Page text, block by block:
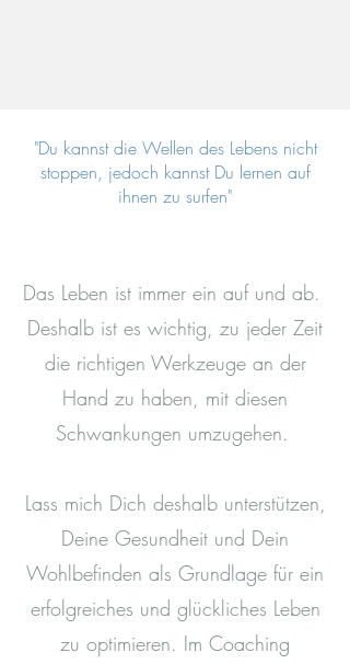
"Du kannst die Wellen des Lebens nicht
stoppen, jedoch kannst Du lernen auf
ihnen zu surfen"
Das Leben ist immer ein auf und ab.
Deshalb ist es wichtig, zu jeder Zeit
die richtigen Werkzeuge an der
Hand zu haben, mit diesen
Schwankungen umzugehen.
Lass mich Dich deshalb unterstützen,
Deine Gesundheit und Dein
Wohlbefinden als Grundlage für ein
erfolgreiches und glückliches Leben
zu optimieren. Im Coaching